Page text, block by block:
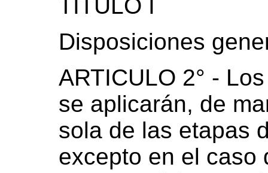
TITULO I
Disposiciones
ARTICULO 2° -
se aplicarán, de
sola de las etapas
excepto en el caso